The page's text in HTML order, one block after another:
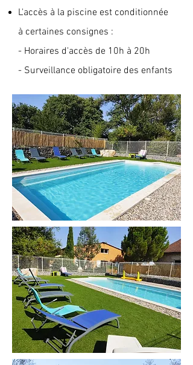
L'accès à la piscine est conditionnée
à certaines consignes :
- Horaires d'accès de 10h à 20h
- Surveillance obligatoire des enfants